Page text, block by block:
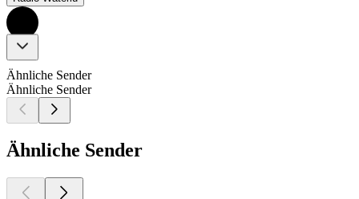
Ähnliche Sender
Ähnliche Sender
Ähnliche Sender